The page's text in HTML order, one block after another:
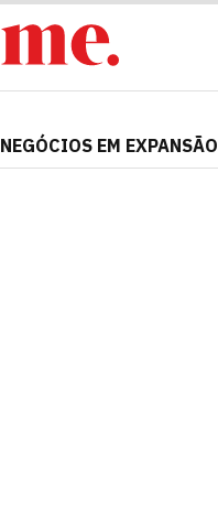
NEGÓCIOS EM EXPANSÃO